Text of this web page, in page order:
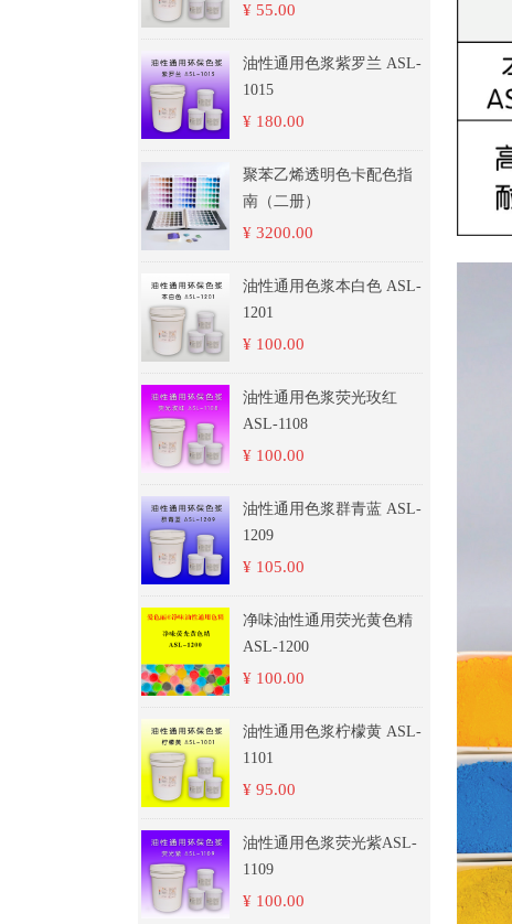
¥ 55.00
油性通用色浆紫罗兰 ASL-
1015
¥ 180.00
聚苯乙烯透明色卡配色指
南（二册）
¥ 3200.00
油性通用色浆本白色 ASL-
1201
¥ 100.00
油性通用色浆荧光玫红
ASL-1108
¥ 100.00
油性通用色浆群青蓝 ASL-
1209
¥ 105.00
净味油性通用荧光黄色精
ASL-1200
¥ 100.00
油性通用色浆柠檬黄 ASL-
1101
¥ 95.00
油性通用色浆荧光紫ASL-
1109
¥ 100.00